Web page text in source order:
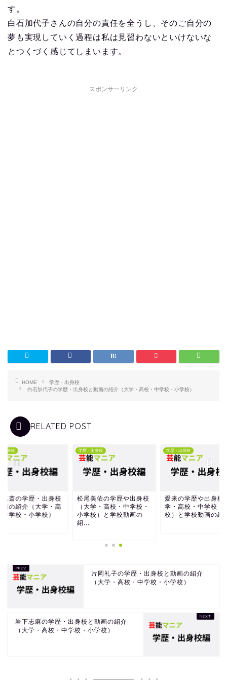
す。
白石加代子さんの自分の責任を全うし、そのご自分の
夢も実現していく過程は私は見習わないといけないな
とつくづく感じてしまいます。
スポンサーリンク
HOME
学歴・出身校
白石加代子の学歴・出身校と動画の紹介（大学・高校・中学校・小学校）
RELATED POST
出身校
萬斎の学歴・出身校
画の紹介（大学・高
中学校・小学校）
学歴・出身校
松尾美佑の学歴や出身校
（大学・高校・中学校・
小学校）と学校動画の
紹...
学歴・出身校
愛来の学歴や出身校
学・高校・中学校・
校）と学校動画の紹
片岡礼子の学歴・出身校と動画の紹介
（大学・高校・中学校・小学校）
岩下志麻の学歴・出身校と動画の紹介
（大学・高校・中学校・小学校）